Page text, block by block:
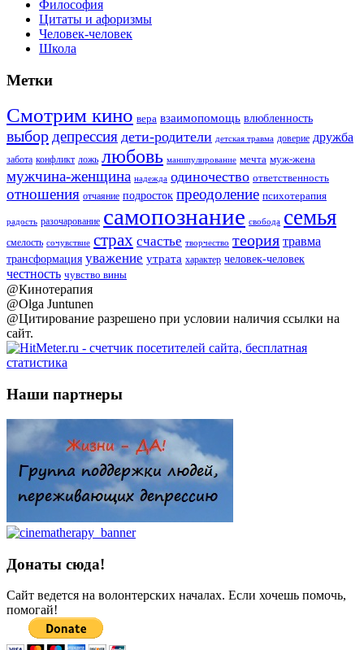
Философия
Цитаты и афоризмы
Человек-человек
Школа
Метки
Смотрим кино вера взаимопомощь влюбленность
выбордепрессия дети-родители детская травма доверие дружба
забота конфликт ложь любовь манипулирование мечта муж-жена
мужчина-женщина надежда одиночество ответственность
отношения отчаяние подросток преодоление психотерапия
радость разочарование самопознание свобода семья
смелость сочувствие страх счастье творчество теория травма
трансформация уважение утрата характер человек-человек
честность чувство вины
@Кинотерапия
@Olga Juntunen
@Цитирование разрешено при условии наличия ссылки на
сайт.
Наши партнеры
Донаты сюда!
Сайт ведется на волонтерских началах. Если хочешь помочь,
помогай!